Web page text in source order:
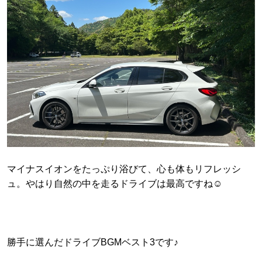
マイナスイオンをたっぷり浴びて、心も体もリフレッシ
ュ。やはり自然の中を走るドライブは最高ですね☺️
勝手に選んだドライブBGMベスト3です♪